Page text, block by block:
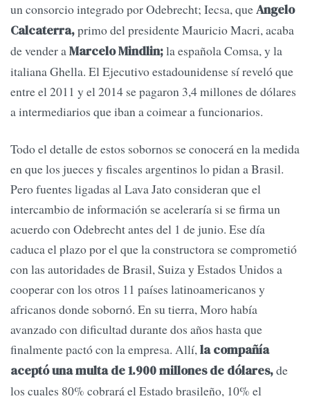
un consorcio integrado por Odebrecht; Iecsa, queAngelo
Calcaterra,primo del presidente Mauricio Macri, acaba
de vender aMarcelo Mindlin;la española Comsa, y la
italiana Ghella. El Ejecutivo estadounidense sí reveló que
entre el 2011 y el 2014 se pagaron 3,4 millones de dólares
a intermediarios que iban a coimear a funcionarios.
Todo el detalle de estos sobornos se conocerá en la medida
en que los jueces y fiscales argentinos lo pidan a Brasil.
Pero fuentes ligadas al Lava Jato consideran que el
intercambio de información se aceleraría si se firma un
acuerdo con Odebrecht antes del 1 de junio. Ese día
caduca el plazo por el que la constructora se comprometió
con las autoridades de Brasil, Suiza y Estados Unidos a
cooperar con los otros 11 países latinoamericanos y
africanos donde sobornó. En su tierra, Moro había
avanzado con dificultad durante dos años hasta que
finalmente pactó con la empresa. Allí,la compañía
aceptó una multa de 1.900 millones de dólares,de
los cuales 80% cobrará el Estado brasileño, 10% el